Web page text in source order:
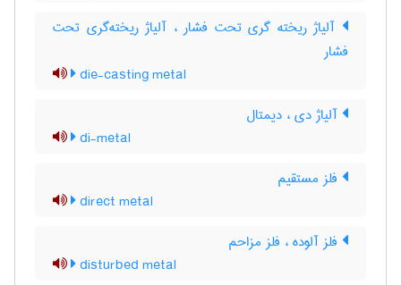
آلیاژ ریخته گری تحت فشار ، آلیاژ ریخته‌گری تحت
فشار
die-casting metal
آلیاژ دی ، دیمتال
di-metal
فلز مستقیم
direct metal
فلز آلوده ، فلز مزاحم
disturbed metal